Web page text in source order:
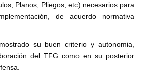
Planos, Pliegos, etc) necesarios para
de acuerdo normativa
su buen criterio y autonomia,
del TFG como en su posterior